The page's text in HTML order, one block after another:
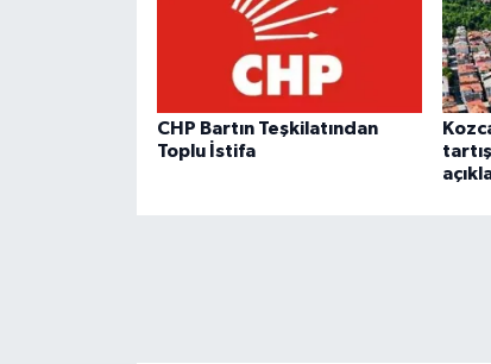
CHP Bartın Teşkilatından
Toplu İstifa